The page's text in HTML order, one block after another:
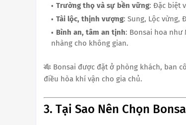
Trường thọ và sự bền vững: Đặc biệt
Tài lộc, thịnh vượng: Sung, Lộc vừng,
Bình an, tâm an tịnh: Bonsai hoa như
nhàng cho không gian.
🎋 Bonsai được đặt ở phòng khách, ban
điều hòa khí vận cho gia chủ.
3. Tại Sao Nên Chọn